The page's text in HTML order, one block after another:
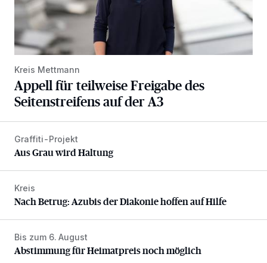
Kreis Mettmann
Appell für teilweise Freigabe des
Seitenstreifens auf der A3
Aus Grau wird Haltung
Graffiti-Projekt
Aus Grau wird Haltung
Nach Betrug: Azubis der Diakonie hoffen auf Hilfe
Kreis
Nach Betrug: Azubis der Diakonie hoffen auf Hilfe
Abstimmung für Heimatpreis noch möglich
Bis zum 6. August
Abstimmung für Heimatpreis noch möglich